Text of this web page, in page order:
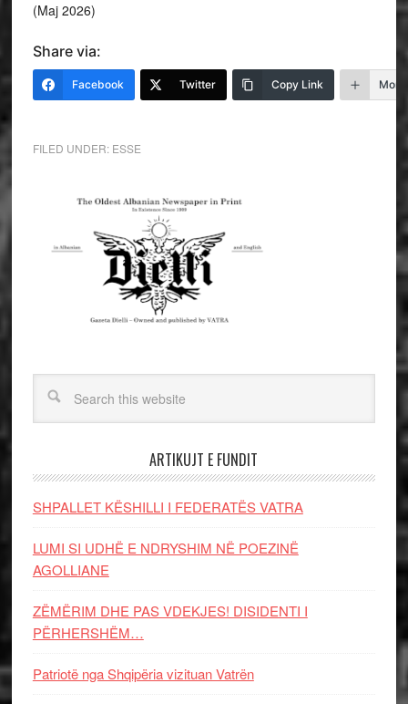
(Maj 2026)
Share via:
Facebook Twitter Copy Link More
FILED UNDER: ESSE
ARTIKUJT E FUNDIT
SHPALLET KËSHILLI I FEDERATËS VATRA
LUMI SI UDHË E NDRYSHIM NË POEZINË
AGOLLIANE
ZËMËRIM DHE PAS VDEKJES! DISIDENTI I
PËRHERSHËM…
Patriotë nga Shqipëria vizituan Vatrën